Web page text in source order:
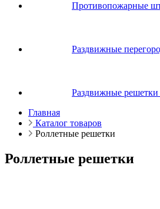
Противопожарные
Раздвижные
Раздвижные решетки
Главная
Каталог товаров
Роллетные решетки
Роллетные решетки